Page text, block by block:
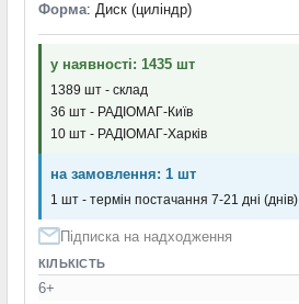
Форма: Диск (циліндр)
у наявності: 1435 шт
1389 шт - склад
36 шт - РАДІОМАГ-Київ
10 шт - РАДІОМАГ-Харків
на замовлення: 1 шт
1 шт - термін постачання 7-21 дні (днів)
Підписка на надходження
КІЛЬКІСТЬ
6+